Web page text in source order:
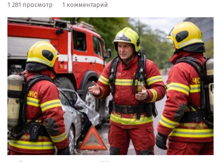
1 281 просмотр 1 комментарий